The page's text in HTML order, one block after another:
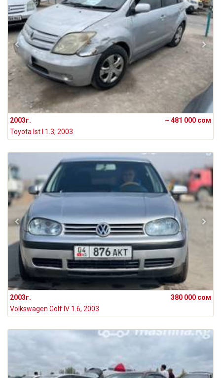
2003г.
~ 481 000 сом
Toyota Ist I 1.3, 2003
2003г.
380 000 сом
Volkswagen Golf IV 1.6, 2003